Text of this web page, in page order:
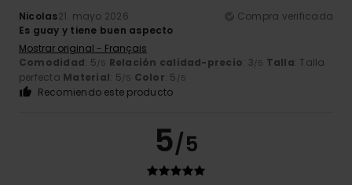
Nicolas21. mayo 2026
Compra verificada
Es guay y tiene buen aspecto
Mostrar original - Français
Comodidad: 5/5 Relación calidad-precio: 3/5 Talla: Talla
perfecta Material: 5/5 Color: 5 /5
Recomiendo este producto
5/5